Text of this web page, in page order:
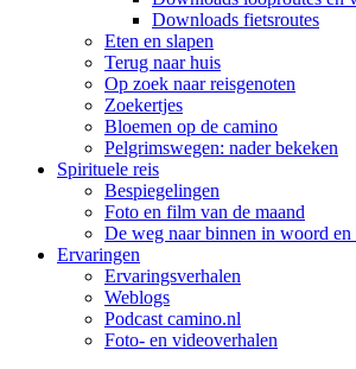
Downloads fietsroutes
Eten en slapen
Terug naar huis
Op zoek naar reisgenoten
Zoekertjes
Bloemen op de camino
Pelgrimswegen: nader bekeken
Spirituele reis
Bespiegelingen
Foto en film van de maand
De weg naar binnen in woord en
Ervaringen
Ervaringsverhalen
Weblogs
Podcast camino.nl
Foto- en videoverhalen